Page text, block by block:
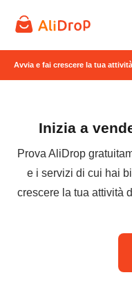
Avvia e fai crescere la tua
Inizia a
Prova AliDrop
e i servizi di cui hai
crescere la tua attività